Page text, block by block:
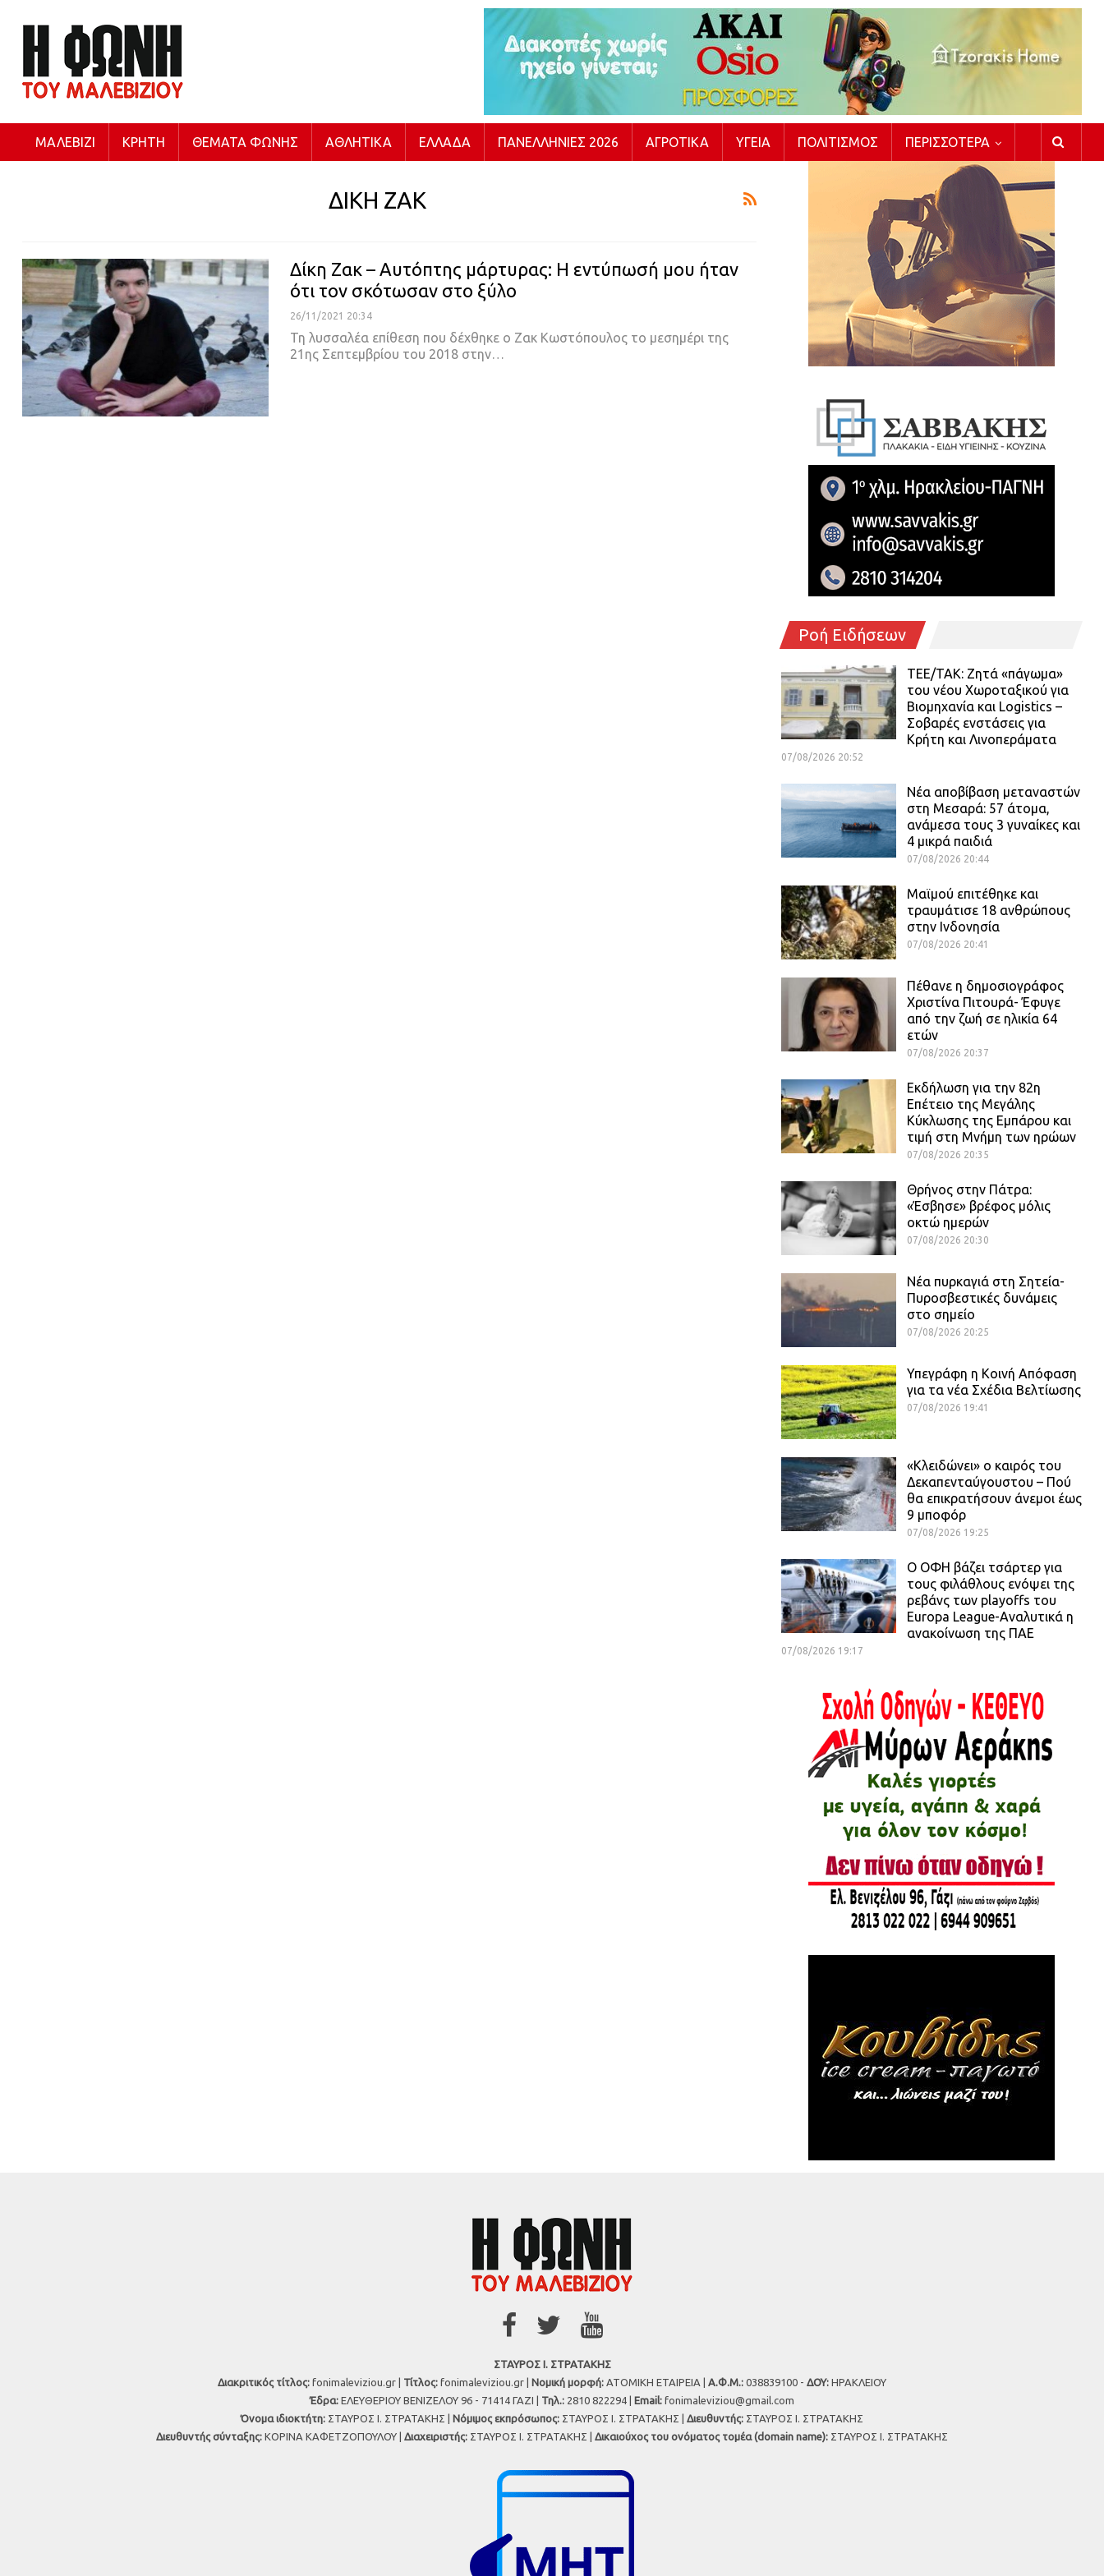
ΜΑΛΕΒΊΖΙ ΚΡΉΤΗ ΘΈΜΑΤΑ ΦΩΝΉΣ ΑΘΛΗΤΙΚΆ ΕΛΛΆΔΑ ΠΑΝΕΛΛΉΝΙΕΣ 2026 ΑΓΡΟΤΙΚΆ ΥΓΕΊΑ ΠΟΛΙΤΙΣΜΌΣ ΠΕΡΙΣΣΌΤΕΡΑ
ΔΙΚΗ ΖΑΚ
Δίκη Ζακ – Αυτόπτης μάρτυρας: Η εντύπωσή μου ήταν
ότι τον σκότωσαν στο ξύλο
26/11/2021 20:34
Τη λυσσαλέα επίθεση που δέχθηκε ο Ζακ Κωστόπουλος το μεσημέρι της
21ης Σεπτεμβρίου του 2018 στην…
Ροή Ειδήσεων
ΤΕΕ/ΤΑΚ: Ζητά «πάγωμα»
του νέου Χωροταξικού για
Βιομηχανία και Logistics –
Σοβαρές ενστάσεις για
Κρήτη και Λινοπεράματα
07/08/2026 20:52
Νέα αποβίβαση μεταναστών
στη Μεσαρά: 57 άτομα,
ανάμεσα τους 3 γυναίκες και
4 μικρά παιδιά
07/08/2026 20:44
Μαϊμού επιτέθηκε και
τραυμάτισε 18 ανθρώπους
στην Ινδονησία
07/08/2026 20:41
Πέθανε η δημοσιογράφος
Χριστίνα Πιτουρά- Έφυγε
από την ζωή σε ηλικία 64
ετών
07/08/2026 20:37
Εκδήλωση για την 82η
Επέτειο της Μεγάλης
Κύκλωσης της Εμπάρου και
τιμή στη Μνήμη των ηρώων
07/08/2026 20:35
Θρήνος στην Πάτρα:
«Έσβησε» βρέφος μόλις
οκτώ ημερών
07/08/2026 20:30
Νέα πυρκαγιά στη Σητεία-
Πυροσβεστικές δυνάμεις
στο σημείο
07/08/2026 20:25
Υπεγράφη η Κοινή Απόφαση
για τα νέα Σχέδια Βελτίωσης
07/08/2026 19:41
«Κλειδώνει» ο καιρός του
Δεκαπενταύγουστου – Πού
θα επικρατήσουν άνεμοι έως
9 μποφόρ
07/08/2026 19:25
Ο ΟΦΗ βάζει τσάρτερ για
τους φιλάθλους ενόψει της
ρεβάνς των playoffs του
Europa League-Αναλυτικά η
ανακοίνωση της ΠΑΕ
07/08/2026 19:17
ΣΤΑΥΡΟΣ Ι. ΣΤΡΑΤΑΚΗΣ
Διακριτικός τίτλος: fonimaleviziou.gr | Τίτλος: fonimaleviziou.gr | Νομική μορφή: ΑΤΟΜΙΚΗ ΕΤΑΙΡΕΙΑ | Α.Φ.Μ.: 038839100 - ΔΟΥ: ΗΡΑΚΛΕΙΟΥ
Έδρα: ΕΛΕΥΘΕΡΙΟΥ ΒΕΝΙΖΕΛΟΥ 96 - 71414 ΓΑΖΙ | Τηλ.: 2810 822294 | Εmail: fonimaleviziou@gmail.com
Όνομα ιδιοκτήτη: ΣΤΑΥΡΟΣ Ι. ΣΤΡΑΤΑΚΗΣ | Νόμιμος εκπρόσωπος: ΣΤΑΥΡΟΣ Ι. ΣΤΡΑΤΑΚΗΣ | Διευθυντής: ΣΤΑΥΡΟΣ Ι. ΣΤΡΑΤΑΚΗΣ
Διευθυντής σύνταξης: ΚΟΡΙΝΑ ΚΑΦΕΤΖΟΠΟΥΛΟΥ | Διαχειριστής: ΣΤΑΥΡΟΣ Ι. ΣΤΡΑΤΑΚΗΣ | Δικαιούχος του ονόματος τομέα (domain name): ΣΤΑΥΡΟΣ Ι. ΣΤΡΑΤΑΚΗΣ